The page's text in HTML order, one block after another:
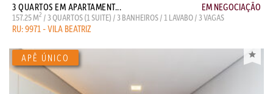
3 QUARTOS EM APARTAMENT... EM NEGOCIAÇÃO
157.25 M2 / 3 QUARTOS (1 SUITE) / 3 BANHEIROS / 1 LAVABO / 3 VAGAS
RU: 9971 - VILA BEATRIZ